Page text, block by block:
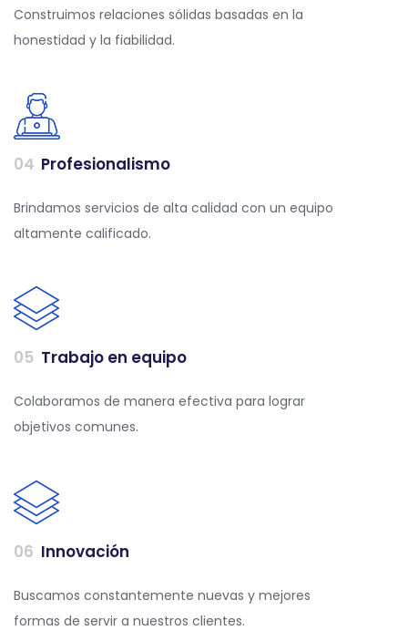
Construimos relaciones sólidas basadas en la
honestidad y la fiabilidad.
Profesionalismo
04
Brindamos servicios de alta calidad con un equipo
altamente calificado.
Trabajo en equipo
05
Colaboramos de manera efectiva para lograr
objetivos comunes.
Innovación
06
Buscamos constantemente nuevas y mejores
formas de servir a nuestros clientes.